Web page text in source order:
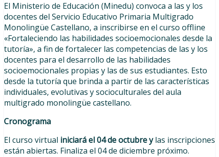
El Ministerio de Educación (Minedu) convoca a las y los
docentes del Servicio Educativo Primaria Multigrado
Monolingüe Castellano, a inscribirse en el curso offline
«Fortaleciendo las habilidades socioemocionales desde la
tutoría», a fin de fortalecer las competencias de las y los
docentes para el desarrollo de las habilidades
socioemocionales propias y las de sus estudiantes. Esto
desde la tutoría que brinda a partir de las características
individuales, evolutivas y socioculturales del aula
multigrado monolingüe castellano.
Cronograma
El curso virtual iniciará el 04 de octubre ylas inscripciones
están abiertas. Finaliza el 04 de diciembre próximo.